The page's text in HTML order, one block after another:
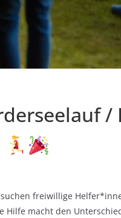
freiwillige
Hilfe macht den